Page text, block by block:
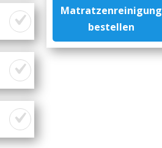
Matratzenreinigung
bestellen